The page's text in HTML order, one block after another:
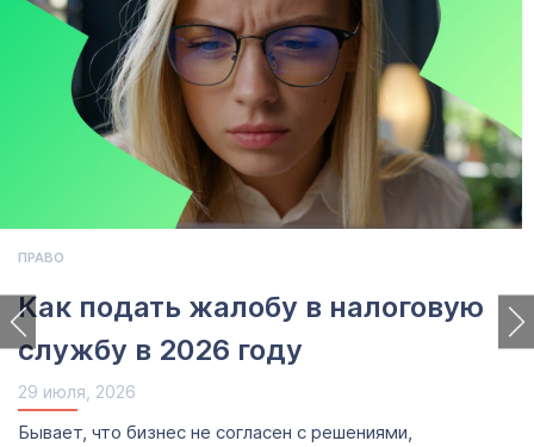
ПРАВО
Как подать жалобу в налоговую
службу в 2026 году
29 июля, 2026
Бывает, что бизнес не согласен с решениями,